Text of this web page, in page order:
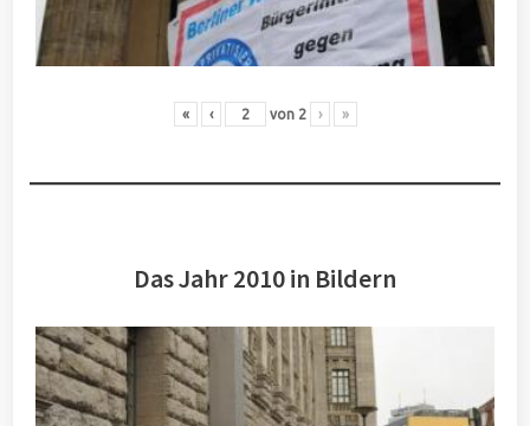
« ‹ von 2 › »
Das Jahr 2010 in Bildern